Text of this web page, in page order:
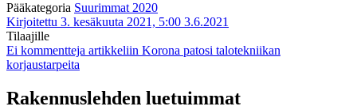
Pääkategoria Suurimmat 2020
Kirjoitettu 3. kesäkuuta 2021, 5:00 3.6.2021
Tilaajille
Ei kommentteja artikkeliin Korona patosi talotekniikan
korjaustarpeita
Rakennuslehden luetuimmat